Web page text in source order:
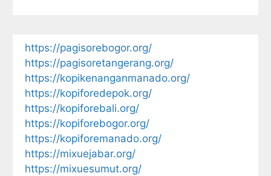
https://pagisorebogor.org/
https://pagisoretangerang.org/
https://kopikenanganmanado.org/
https://kopiforedepok.org/
https://kopiforebali.org/
https://kopiforebogor.org/
https://kopiforemanado.org/
https://mixuejabar.org/
https://mixuesumut.org/